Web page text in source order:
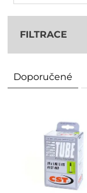
FILTRACE
Doporučené